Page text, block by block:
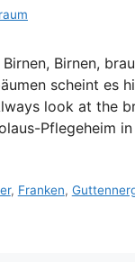
Birnen,
scheint es
Always look at
Pflegeheim
, Franken,